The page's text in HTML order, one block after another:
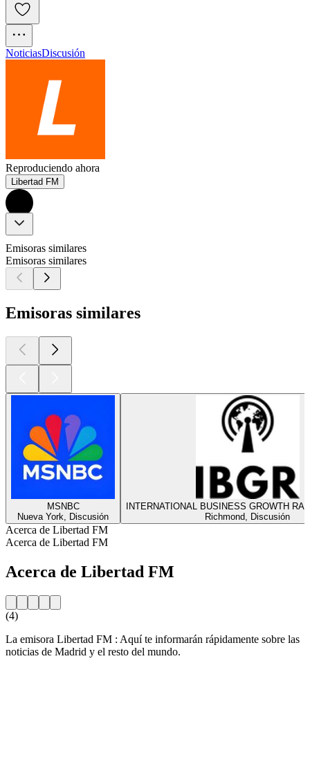
NoticiasDiscusión
Reproduciendo ahora
Libertad FM
Emisoras similares
Emisoras similares
Emisoras similares
MSNBC
Nueva York, Discusión
INTERNATIONAL BUSINESS GROWTH
Richmond, Discusión
Acerca de Libertad FM
Acerca de Libertad FM
Acerca de Libertad FM
(4)
La emisora Libertad FM : Aquí te informarán rápidamente sobre las
noticias de Madrid y el resto del mundo.